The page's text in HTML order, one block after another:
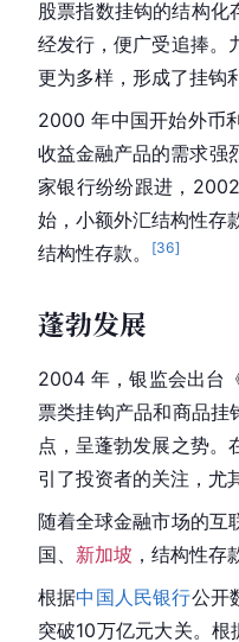
股票指数挂钩的结构化
经发行，便广受追捧。
更为多样，形成了挂钩
2000 年中国开始外币
收益金融产品的需求强
家银行纷纷跟进，
始，小额外汇结构性存
结构性存款。
[36]
蓬勃发展
2004 年，银监会出台
票类挂钩产品和商品挂
点，呈蓬勃发展之势。
引了投资者的关注，尤
随着全球金融市场的互
国、 新加坡 ，结构性
根据中国人民银行公开
突破10万亿元大关。